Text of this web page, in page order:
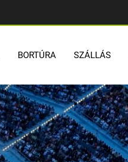
BORTÚRA SZÁLLÁS